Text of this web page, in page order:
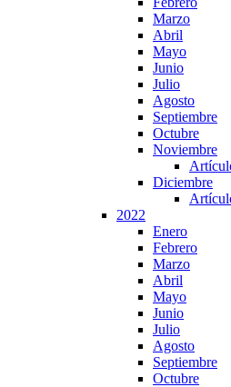
Marzo
Abril
Mayo
Junio
Julio
Agosto
Septiembre
Octubre
Noviembre
Diciembre
2022
Enero
Febrero
Marzo
Abril
Mayo
Junio
Julio
Agosto
Septiembre
Octubre